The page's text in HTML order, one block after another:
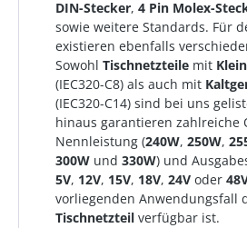
DIN-Stecker, 4 Pin Molex-
sowie weitere Standards. Für
existieren ebenfalls
Sowohl Tischnetzteile mit
(IEC320-C8) als auch mit
(IEC320-C14) sind bei uns
hinaus garantieren zahlreiche
Nennleistung (240W, 250W,
300W und 330W) und
5V, 12V, 15V, 18V, 24V oder
vorliegenden Anwendungsfall
Tischnetzteil verfügbar ist.